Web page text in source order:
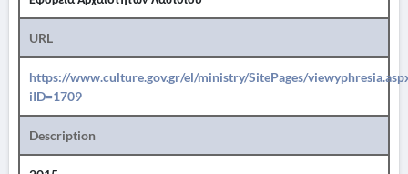
URL
https://www.culture.gov.gr/el/ministry/SitePages/
iID=1709
Description